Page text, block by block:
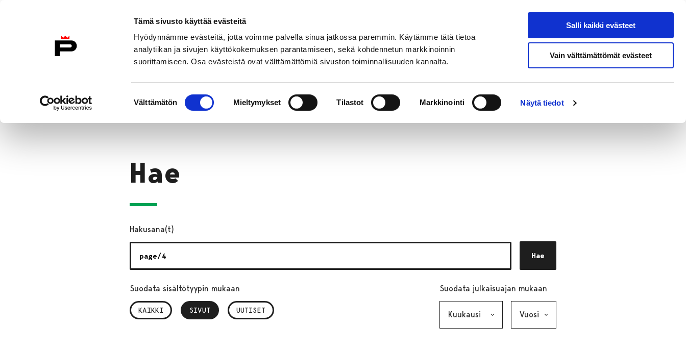
Tämä sivusto käyttää evästeitä
Hyödynnämme evästeitä, jotta voimme palvella sinua jatkossa paremmin. Käytämme tätä tietoa
analytiikan ja sivujen käyttökokemuksen parantamiseen, sekä kohdennetun markkinoinnin
suorittamiseen. Osa evästeistä ovat välttämättömiä sivuston toiminnallisuuden kannalta.
valinta
Välttämätön Mieltymykset Tilastot Markkinointi Näytä tiedot
Salli kaikki evästeet
Vain välttämättömät evästeet
Etusivulle
Hae sivustolta
Etusivu
Hae
Hae
Hakusana(t)
Hae
Suodata sisältötyypin mukaan
KAIKKI SIVUT
, VALITTU UUTISET
Suodata julkaisuajan mukaan